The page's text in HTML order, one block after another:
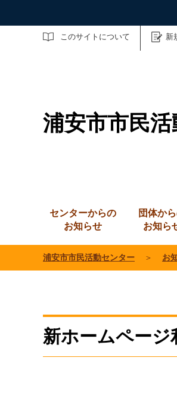
このサイトについて 新
サイト内検索
浦安市市民
センターからの
お知らせ
団体か
お知ら
浦安市市民活動センター ＞ お
新ホームページ